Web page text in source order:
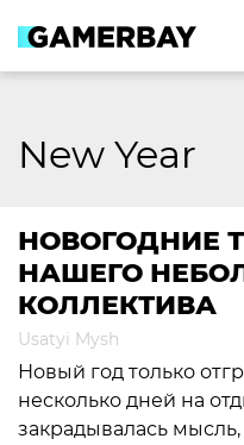
content
New Year
НОВОГОДНИЕ
НАШЕГО
КОЛЛЕКТИВА
Usatyi Mysh
Новый год только
несколько дней на
закрадывалась